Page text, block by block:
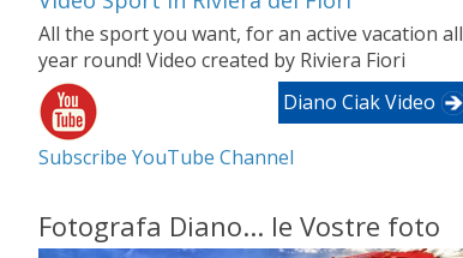
All the sport you want, for an active vacation all
year round! Video created by Riviera Fiori
Diano Ciak Video
Subscribe YouTube Channel
Fotografa Diano... le Vostre foto